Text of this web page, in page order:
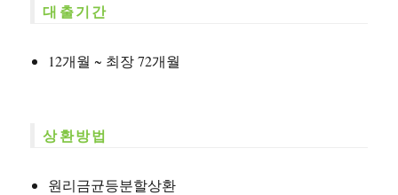
대출기간
12개월 ~ 최장 72개월
상환방법
원리금균등분할상환